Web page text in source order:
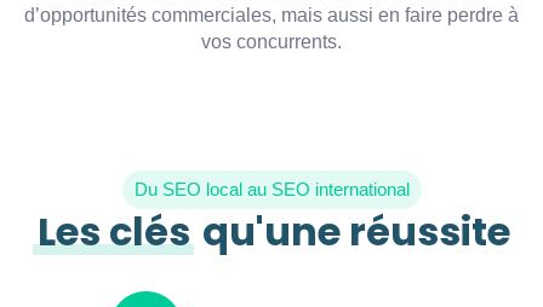
d’opportunités commerciales, mais aussi en faire perdre à
vos concurrents.
Du SEO local au SEO international
Les clésqu'une réussite